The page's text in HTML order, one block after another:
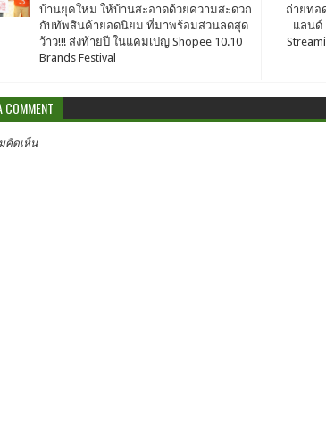
ถ่ายทอ
แลนด์
บ้านยุคใหม่ ให้บ้านสะอาดด้วยความสะดวก
กับทัพสินค้ายอดนิยม ที่มาพร้อมส่วนลดสุด
ว้าว!!! ส่งท้ายปี ในแคมเปญ Shopee 10.10
Brands Festival
COMMENT
คิดเห็น